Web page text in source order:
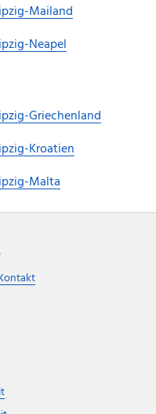
Mailand
Neapel
Griechenland
Kroatien
Malta